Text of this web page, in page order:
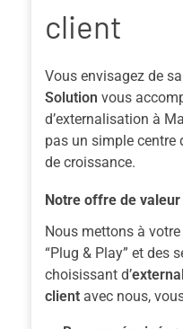
client
Vous envisagez de
Solution vous
d’externalisation à
pas un simple centre
de croissance.
Notre offre de valeur
Nous mettons à
“Plug & Play” et des
choisissant d’
client avec nous,